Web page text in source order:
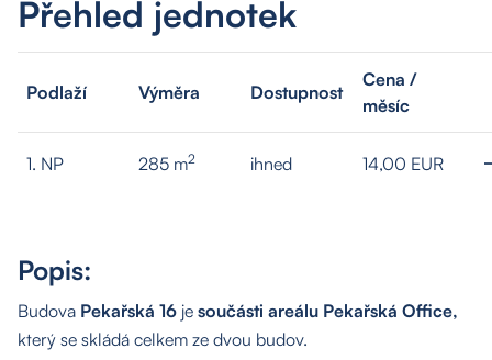
Přehled jednotek
Podlaží Výměra Dostupnost
Cena /
měsíc
1. NP 285 m2 ihned 14,00 EUR
Popis:
Budova Pekařská 16 je součásti areálu Pekařská Office,
který se skládá celkem ze dvou budov.